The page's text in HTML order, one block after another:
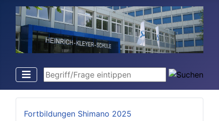
Begriff/Frage eintippen
Fortbildungen Shimano 2025